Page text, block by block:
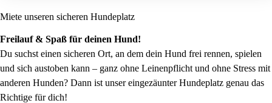
Miete unseren sicheren Hundeplatz
Freilauf & Spaß für deinen Hund!
Du suchst einen sicheren Ort, an dem dein Hund frei rennen, spielen
und sich austoben kann – ganz ohne Leinenpflicht und ohne Stress mit
anderen Hunden? Dann ist unser eingezäunter Hundeplatz genau das
Richtige für dich!